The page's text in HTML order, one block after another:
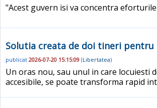
"Acest guvern isi va concentra
Solutia creata de doi tineri
publicat 2026-07-20 15:15:09 (Libertatea)
Un oras nou, sau unul in care locuiesti
accesibile, se poate transforma rapid